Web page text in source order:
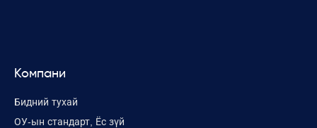
Компани
Бидний тухай
ОУ-ын стандарт, Ёс зүй